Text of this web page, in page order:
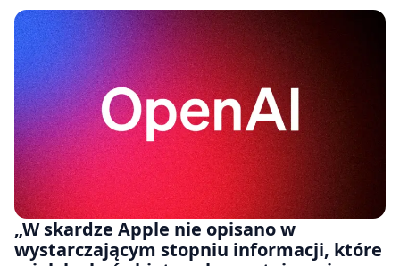
„W skardze Apple nie opisano w
wystarczającym stopniu informacji, które